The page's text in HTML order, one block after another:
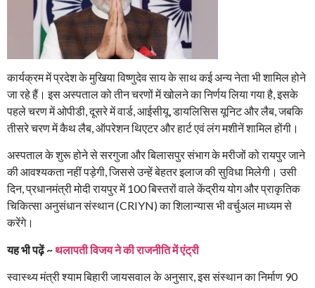
कार्यक्रम में प्रदेश के मुखिया विष्णुदेव साय के साथ कई अन्य नेता भी शामिल होने
जा रहे हैं। इस अस्पताल को तीन चरणों में खोलने का निर्णय लिया गया है, इसके
पहले चरण में ओपीडी, दूसरे में वार्ड, आईसीयू, डायलिसिस यूनिट और लैब, जबकि
तीसरे चरण में कैथ लैब, ऑपरेशन थिएटर और हार्ट एवं लंग मशीनें शामिल होंगी।
अस्पताल के शुरू होने से सरगुजा और बिलासपुर संभाग के मरीजों को रायपुर जाने
की आवश्यकता नहीं पड़ेगी, जिससे उन्हें बेहतर इलाज की सुविधा मिलेगी। उसी
दिन, प्रधानमंत्री मोदी रायपुर में 100 बिस्तरों वाले केंद्रीय योग और प्राकृतिक
चिकित्सा अनुसंधान संस्थान (CRIYN) का शिलान्यास भी वर्चुअल माध्यम से
करेंगे।
यह भी पढ़ें ~थलापती विजय ने की राजनीति में एंट्री
स्वास्थ्य मंत्री श्याम बिहारी जायसवाल के अनुसार, इस संस्थान का निर्माण 90